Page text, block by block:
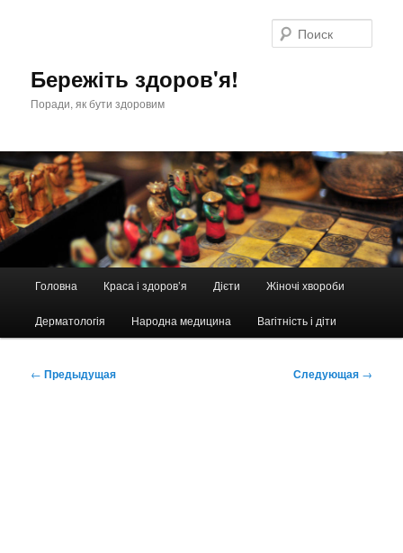
Бережіть здоров'я!
Поради, як бути здоровим
Головна Краса і здоров’я Дієти Жіночі хвороби
Дерматологія Народна медицина Вагітність і діти
Навигация
← Предыдущая Следующая →